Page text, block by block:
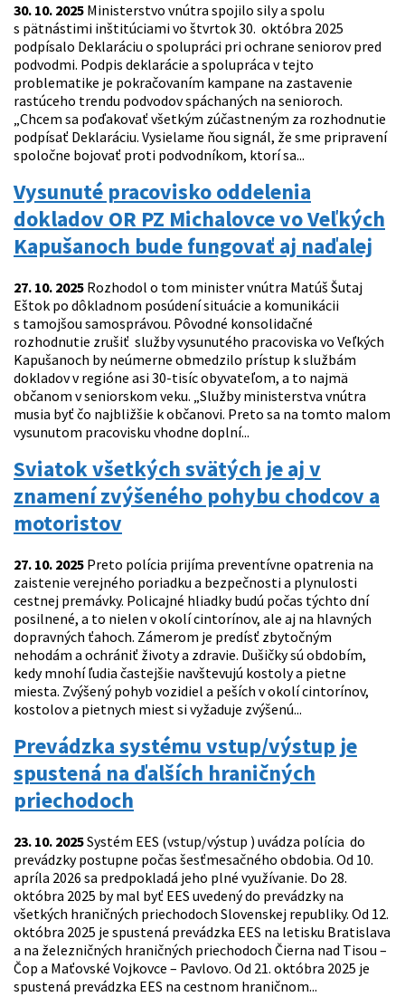
30. 10. 2025 Ministerstvo vnútra spojilo sily a spolu
s pätnástimi inštitúciami vo štvrtok 30. októbra 2025
podpísalo Deklaráciu o spolupráci pri ochrane seniorov pred
podvodmi. Podpis deklarácie a spolupráca v tejto
problematike je pokračovaním kampane na zastavenie
rastúceho trendu podvodov spáchaných na senioroch.
„Chcem sa poďakovať všetkým zúčastneným za rozhodnutie
podpísať Deklaráciu. Vysielame ňou signál, že sme pripravení
spoločne bojovať proti podvodníkom, ktorí sa...
Vysunuté pracovisko oddelenia
dokladov OR PZ Michalovce vo Veľkých
Kapušanoch bude fungovať aj naďalej
27. 10. 2025 Rozhodol o tom minister vnútra Matúš Šutaj
Eštok po dôkladnom posúdení situácie a komunikácii
s tamojšou samosprávou. Pôvodné konsolidačné
rozhodnutie zrušiť služby vysunutého pracoviska vo Veľkých
Kapušanoch by neúmerne obmedzilo prístup k službám
dokladov v regióne asi 30-tisíc obyvateľom, a to najmä
občanom v seniorskom veku. „Služby ministerstva vnútra
musia byť čo najbližšie k občanovi. Preto sa na tomto malom
vysunutom pracovisku vhodne doplní...
Sviatok všetkých svätých je aj v
znamení zvýšeného pohybu chodcov a
motoristov
27. 10. 2025 Preto polícia prijíma preventívne opatrenia na
zaistenie verejného poriadku a bezpečnosti a plynulosti
cestnej premávky. Policajné hliadky budú počas týchto dní
posilnené, a to nielen v okolí cintorínov, ale aj na hlavných
dopravných ťahoch. Zámerom je predísť zbytočným
nehodám a ochrániť životy a zdravie. Dušičky sú obdobím,
kedy mnohí ľudia častejšie navštevujú kostoly a pietne
miesta. Zvýšený pohyb vozidiel a peších v okolí cintorínov,
kostolov a pietnych miest si vyžaduje zvýšenú...
Prevádzka systému vstup/výstup je
spustená na ďalších hraničných
priechodoch
23. 10. 2025Systém EES (vstup/výstup ) uvádza polícia do
prevádzky postupne počas šesťmesačného obdobia. Od 10.
apríla 2026 sa predpokladá jeho plné využívanie. Do 28.
októbra 2025 by mal byť EES uvedený do prevádzky na
všetkých hraničných priechodoch Slovenskej republiky. Od 12.
októbra 2025 je spustená prevádzka EES na letisku Bratislava
a na železničných hraničných priechodoch Čierna nad Tisou –
Čop a Maťovské Vojkovce – Pavlovo. Od 21. októbra 2025 je
spustená prevádzka EES na cestnom hraničnom...